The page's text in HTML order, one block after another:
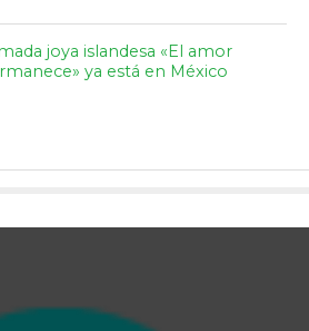
joya islandesa «El amor
ya está en México